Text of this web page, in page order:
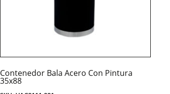
Contenedor Bala Acero Con Pintura
35x88